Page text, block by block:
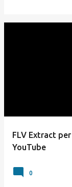
FLV Extract
YouTube
0